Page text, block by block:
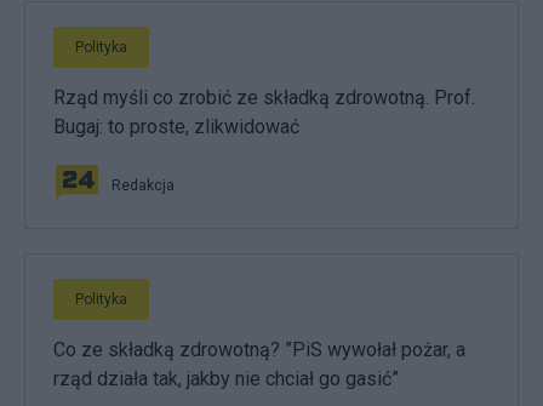
Polityka
Rząd myśli co zrobić ze składką zdrowotną. Prof.
Bugaj: to proste, zlikwidować
Redakcja
Polityka
Co ze składką zdrowotną? ”PiS wywołał pożar, a
rząd działa tak, jakby nie chciał go gasić”